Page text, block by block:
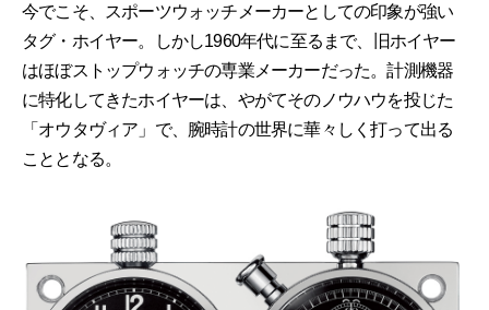
今でこそ、スポーツウォッチメーカーとしての印象が強い
タグ・ホイヤー。しかし1960年代に至るまで、旧ホイヤー
はほぼストップウォッチの専業メーカーだった。計測機器
に特化してきたホイヤーは、やがてそのノウハウを投じた
「オウタヴィア」で、腕時計の世界に華々しく打って出る
こととなる。